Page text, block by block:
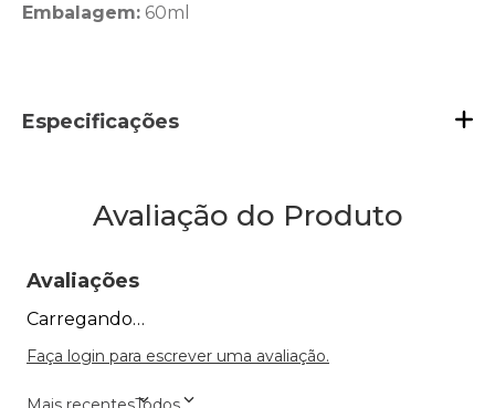
Embalagem: 60ml
Especificações
Avaliação do Produto
Avaliações
Carregando…
Faça login para escrever uma avaliação.